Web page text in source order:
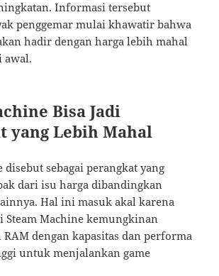
Informasi tersebut
penggemar mulai khawatir bahwa
hadir dengan harga lebih mahal
awal.
Bisa Jadi
yang Lebih Mahal
disebut sebagai perangkat yang
dari isu harga dibandingkan
Hal ini masuk akal karena
Steam Machine kemungkinan
dengan kapasitas dan performa
untuk menjalankan game